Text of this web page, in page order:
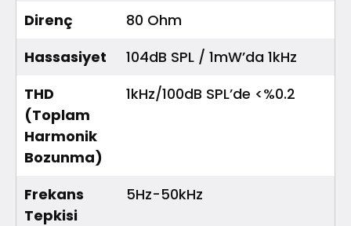
Direnç
80 Ohm
Hassasiyet
104dB SPL / 1mW’da 1kHz
THD
(Toplam
Harmonik
Bozunma)
1kHz/100dB SPL’de <%0.2
Frekans
Tepkisi
5Hz-50kHz